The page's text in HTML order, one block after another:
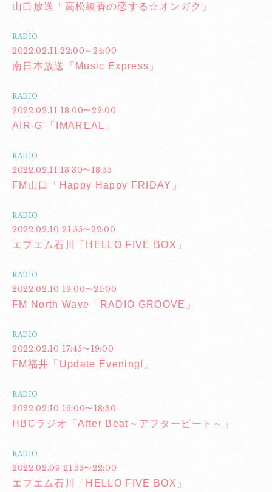
山口放送「高松綾香の恋する☆オンガク」
RADIO
2022.02.11 22:00～24:00
南日本放送「Music Express」
RADIO
2022.02.11 18:00〜22:00
AIR-G'「IMAREAL」
RADIO
2022.02.11 13:30〜18:55
FM山口「Happy Happy FRIDAY」
RADIO
2022.02.10 21:55〜22:00
エフエム石川「HELLO FIVE BOX」
RADIO
2022.02.10 19:00〜21:00
FM North Wave「RADIO GROOVE」
RADIO
2022.02.10 17:45〜19:00
FM福井「Update Evening!」
RADIO
2022.02.10 16:00〜18:30
HBCラジオ「After Beat～アフタービート～」
RADIO
2022.02.09 21:55〜22:00
エフエム石川「HELLO FIVE BOX」